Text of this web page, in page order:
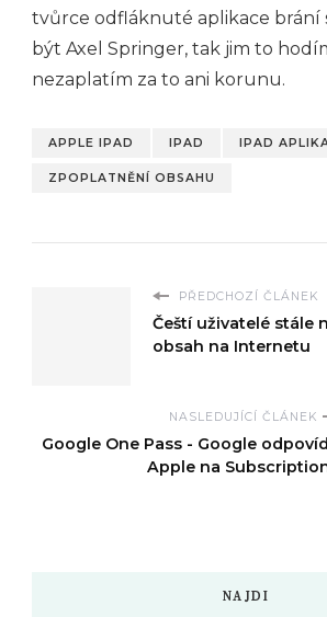
tvůrce odfláknuté aplikace brání
být Axel Springer, tak jim to
nezaplatím za to ani korunu.
APPLE IPAD IPAD IPAD
ZPOPLATNĚNÍ OBSAHU
PŘEDCHOZÍ ČLÁNEK
Čeští uživatelé stále
obsah na Internetu
NASLEDUJÍCÍ ČLÁNEK
Google One Pass - Google
Apple na
NAJDI